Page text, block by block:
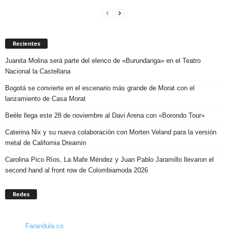
Recientes
Juanita Molina será parte del elenco de «Burundanga» en el Teatro
Nacional la Castellana
Bogotá se convierte en el escenario más grande de Morat con el
lanzamiento de Casa Morat
Beéle llega este 28 de noviembre al Davi Arena con «Borondo Tour»
Caterina Nix y su nueva colaboración con Morten Veland para la versión
metal de California Dreamin
Carolina Pico Ríos, La Mafe Méndez y Juan Pablo Jaramillo llevaron el
second hand al front row de Colombiamoda 2026
Redes
Farandula.co